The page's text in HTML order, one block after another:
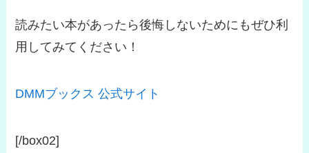
読みたい本があったら後悔しないためにもぜひ利
用してみてください！
DMMブックス 公式サイト
[/box02]